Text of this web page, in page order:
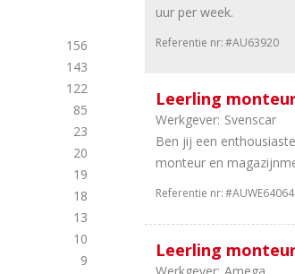
156
143
122
85
23
20
19
18
13
10
9
uur per week.
Referentie nr:#AU63920
Leerling
Werkgever: Svenscar
Ben jij een
monteur en
Referentie nr:#AUWE64064
Leerling